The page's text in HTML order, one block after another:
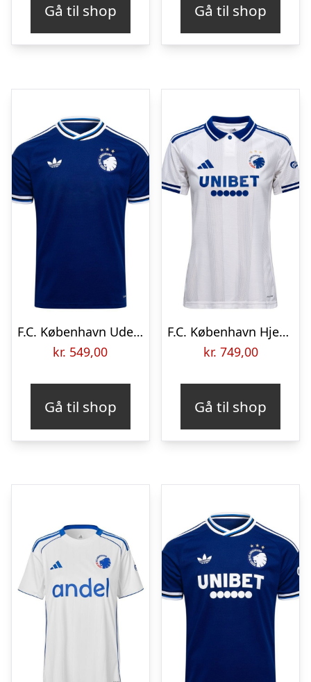
Gå til shop Gå til shop
F.C. København Udebanetrøje 2026/27 Børn
kr. 549,00
Gå til shop
F.C. København Hjemmebanetrøje 2025/26 Kvinde
kr. 749,00
Gå til shop